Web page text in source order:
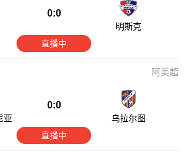
0:0
明斯克
直播中
阿美超
亚
0:0
乌拉尔图
直播中